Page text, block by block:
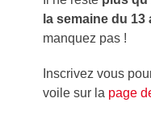
la semaine du 13
manquez pas !
Inscrivez vous
voile sur la page